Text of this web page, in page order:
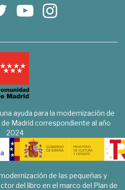
ayuda para la modernización de
Madrid correspondiente al año
2024
de las pequeñas y
del libro en el marco del Plan de